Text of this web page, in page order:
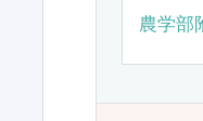
農学部